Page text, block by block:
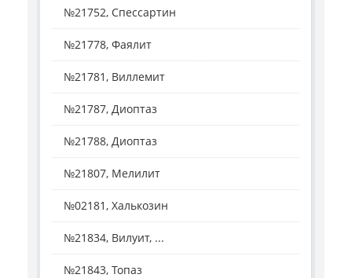
№21752, Спессартин
№21778, Фаялит
№21781, Виллемит
№21787, Диоптаз
№21788, Диоптаз
№21807, Мелилит
№02181, Халькозин
№21834, Вилуит, ...
№21843, Топаз